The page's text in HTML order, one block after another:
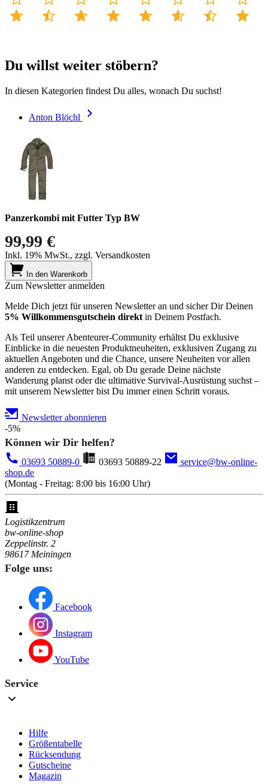
Du willst weiter stöbern?
In diesen Kategorien findest Du alles, wonach Du suchst!
Anton Blöchl
Panzerkombi mit Futter Typ BW
99,99 €
Inkl. 19% MwSt., zzgl. Versandkosten
In den Warenkorb
Zum Newsletter anmelden
Melde Dich jetzt für unseren Newsletter an und sicher Dir Deinen
5% Willkommensgutschein direkt in Deinem Postfach.
Als Teil unserer Abenteurer-Community erhältst Du exklusive
Einblicke in die neuesten Produktneuheiten, exklusiven Zugang zu
aktuellen Angeboten und die Chance, unsere Neuheiten vor allen
anderen zu entdecken. Egal, ob Du gerade Deine nächste
Wanderung planst oder die ultimative Survival-Ausrüstung suchst –
mit unserem Newsletter bist Du immer einen Schritt voraus.
Newsletter abonnieren
-5%
Können wir Dir helfen?
03693 50889-0 03693 50889-22
service@bw-online-
shop.de
(Montag - Freitag: 8:00 bis 16:00 Uhr)
Logistikzentrum
bw-online-shop
Zeppelinstr. 2
98617 Meiningen
Folge uns:
Facebook
Instagram
YouTube
Service
Hilfe
Größentabelle
Rücksendung
Gutscheine
Magazin